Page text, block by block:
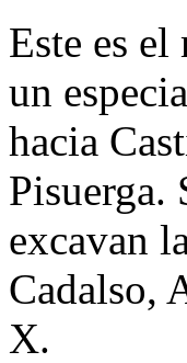
Este es
un
hacia
Pisuerga.
excavan
Cadalso,
X.